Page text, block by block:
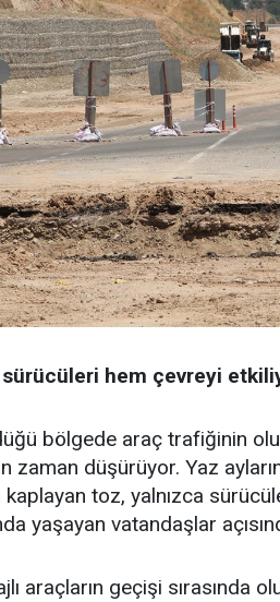
hem çevreyi
bölgede araç trafiğinin
zaman düşürüyor. Yaz
toz, yalnızca
yaşayan vatandaşlar
araçların geçişi sırasında